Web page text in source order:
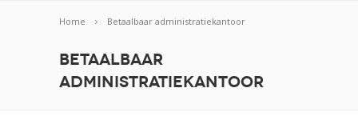
Home Betaalbaar administratiekantoor
Betaalbaar
administratiekantoor